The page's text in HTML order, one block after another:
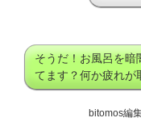
そうだ！お風呂を暗
てます？何か疲れが
bitomos編